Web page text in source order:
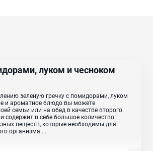
луком и чесноком
зеленую гречку с помидорами, луком
и ароматное блюдо вы можете
семьи или на обед в качестве второго
содержит в себе большое количество
веществ, которые необходимы для
организма....